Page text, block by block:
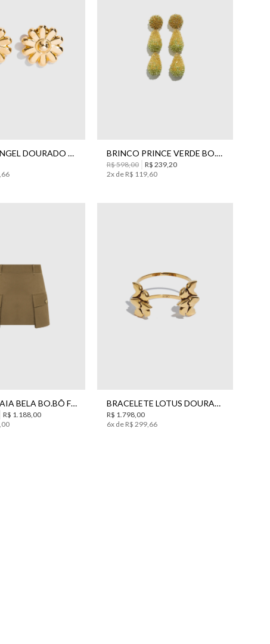
BRINCO ANGEL DOURADO BO.BÔ FEMININO
66
BRINCO PRINCE VERDE BO.BÔ FEMININO
R$598,00 R$ 239, 20
2x de R$ 119, 60
SHORTS SAIA BELA BO.BÔ FEMININO
R$ 1 188, 00
00
BRACELETE LOTUS DOURADO BO.BÔ FEMININO
R$ 1 798, 00
6x de R$ 299, 66